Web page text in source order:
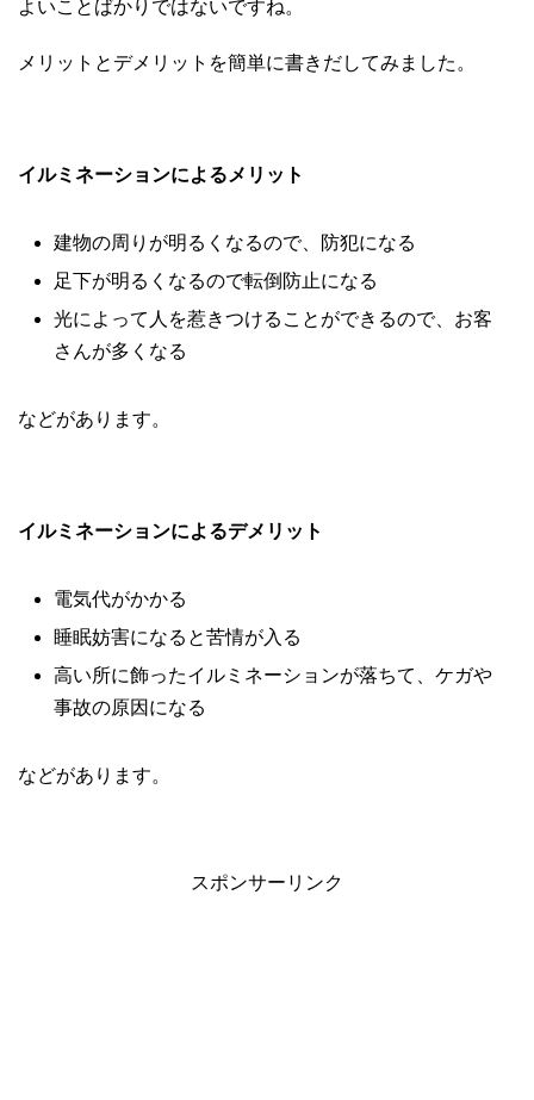
よいことばかりではないですね。
メリットとデメリットを簡単に書きだしてみました。
イルミネーションによるメリット
建物の周りが明るくなるので、防犯になる
足下が明るくなるので転倒防止になる
光によって人を惹きつけることができるので、お客
さんが多くなる
などがあります。
イルミネーションによるデメリット
電気代がかかる
睡眠妨害になると苦情が入る
高い所に飾ったイルミネーションが落ちて、ケガや
事故の原因になる
などがあります。
スポンサーリンク